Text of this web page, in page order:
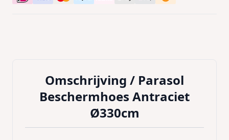
Omschrijving / Parasol
Beschermhoes Antraciet
Ø330cm